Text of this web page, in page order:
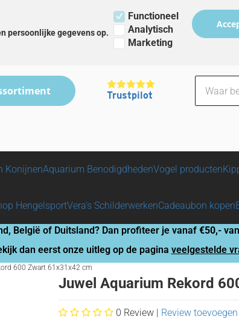
Trustpilot
KonijnenAquarium BenodigdhedenVogel producten
HengelsportVera's SchilderwerkenCadeaubon kopen
België of Duitsland? Dan profiteer je vanaf €50,-
dan eerst onze uitleg op de pagina veelgestelde
600 Zwart 61x31x42 cm
Juwel Aquarium Rekord
0 Review | Review toevoegen
persoonlijke gegevens op.
Functioneel
Analytisch
Marketing